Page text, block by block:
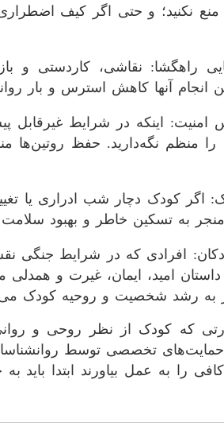
منع نکنید؛ و حتی اگر کیف
راهگشا: نقاشی، کاردستی و
انجام آنها کاهش استرس و بار
امنیت: اینکه در شرایط
منظم نگه‌دارید. حفظ روتین‌ها
اگر کودک دچار شب ادراری یا
به تسکین خاطر و بهبود
افرادی که در شرایط
داستان امید، ایمان، غیرت و
به رشد شخصیت و روحیه کودک
که کودک از نظر روحی و
حمایت‌های تخصصی توسط
را به عمل بیاورند ابتدا